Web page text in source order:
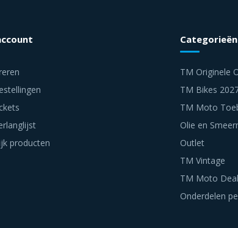
producten
Categorieën
TM Originele
TM Bikes
TM Moto
Olie en
Outlet
TM Vintage
TM Moto
Onderdelen